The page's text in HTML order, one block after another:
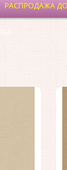
РАСПРОДАЖА ДО